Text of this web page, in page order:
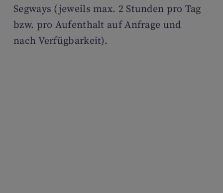
Segways (jeweils max. 2 Stunden pro Tag
bzw. pro Aufenthalt auf Anfrage und
nach Verfügbarkeit).